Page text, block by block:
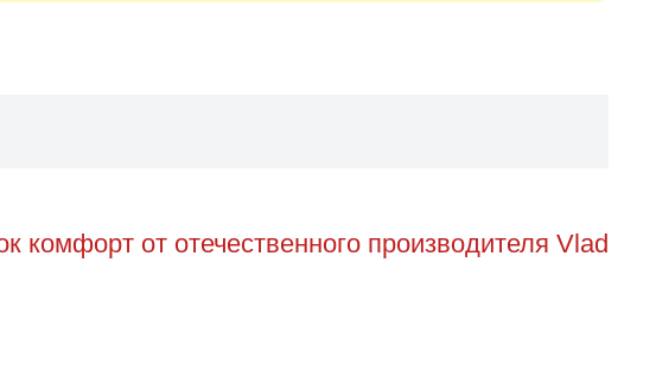
от отечественного производителя Vlad